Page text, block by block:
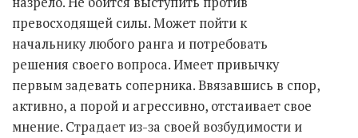
превосходящей силы. Может пойти к
начальнику любого ранга и потребовать
решения своего вопроса. Имеет привычку
первым задевать соперника. Ввязавшись в спор,
активно, а порой и агрессивно, отстаивает свое
мнение. Страдает из-за своей возбудимости и